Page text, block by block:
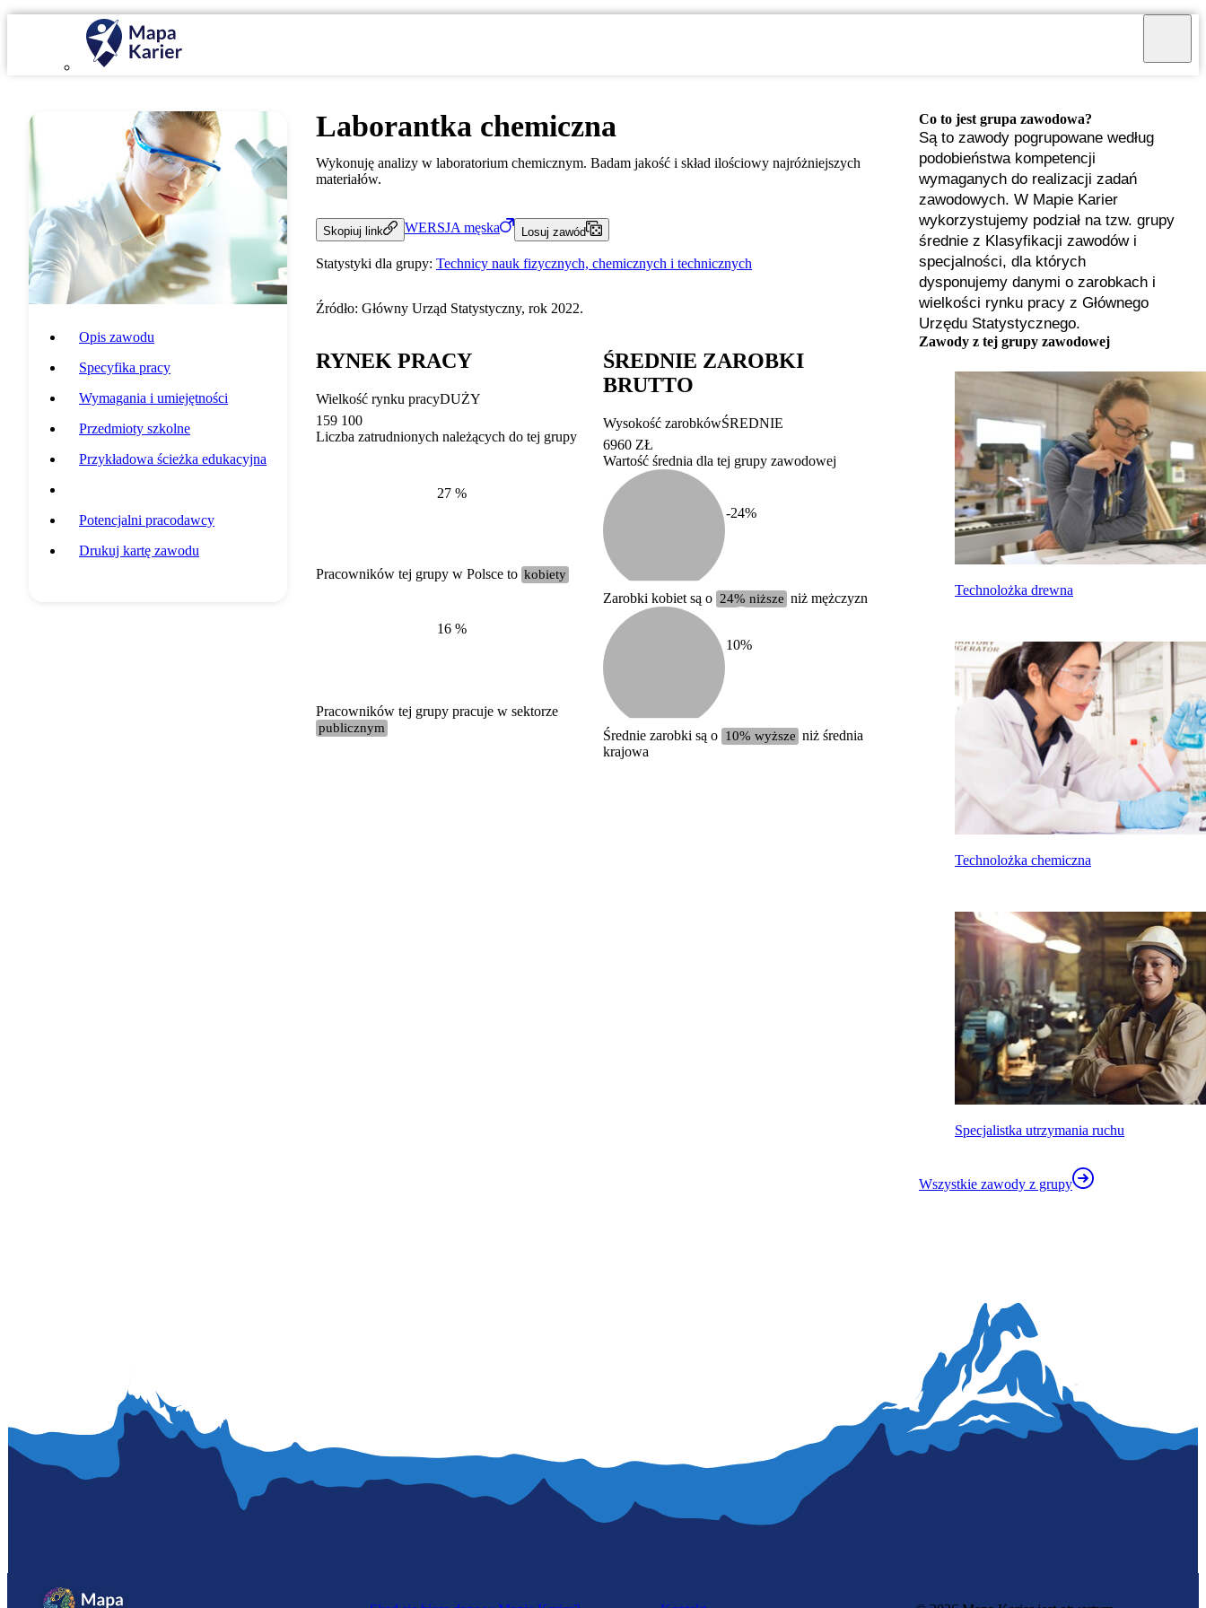
Opis zawodu
Specyfika pracy
Wymagania i umiejętności
Przedmioty szkolne
Przykładowa ścieżka edukacyjna
Potencjalni pracodawcy
Drukuj kartę zawodu
Laborantka chemiczna
Wykonuję analizy w laboratorium chemicznym. Badam jakość i skład ilościowy najróżniejszych
materiałów.
Skopiuj link WERSJA męska Losuj zawód
Statystyki dla grupy: Technicy nauk fizycznych, chemicznych i technicznych
Źródło: Główny Urząd Statystyczny, rok 2022.
RYNEK PRACY
Struktura wynagrodzeń
według zawodów, 2022
Wielkość rynku pracyDUŻY
159 100
Liczba zatrudnionych należących do tej grupy
27 %
Pracowników tej grupy w Polsce to kobiety
16 %
Pracowników tej grupy pracuje w sektorze
publicznym
ŚREDNIE ZAROBKI
BRUTTO
całkowite wynagrodzenie
miesięczne brutto nie dla tego zawodu, lecz
uśrednione dla wszystkich zawodów z grupy,
do której należy ten zawód według Głównego
Urzędu Statystycznego
Struktura wynagrodzeń
według zawodów, 2022
Zakres wartości
poniżej 4500 zł
4500 zł – 5999 zł
6000 zł – 7499 zł
7500 zł – 8999 zł
9000 zł i więcej
kalkulatora wynagrodzeń
Wysokość zarobkówŚREDNIE
6960 ZŁ
Wartość średnia dla tej grupy zawodowej
-24%
Zarobki kobiet są o 24% niższe niż mężczyzn
10%
Średnie zarobki są o 10% wyższe niż średnia
krajowa
Co to jest grupa zawodowa?
Są to zawody pogrupowane według
podobieństwa kompetencji
wymaganych do realizacji zadań
zawodowych. W Mapie Karier
wykorzystujemy podział na tzw. grupy
średnie z Klasyfikacji zawodów i
specjalności, dla których
dysponujemy danymi o zarobkach i
wielkości rynku pracy z Głównego
Urzędu Statystycznego.
Zawody z tej grupy zawodowej
Technolożka drewna
Technolożka chemiczna
Specjalistka utrzymania ruchu
Wszystkie zawody z grupy